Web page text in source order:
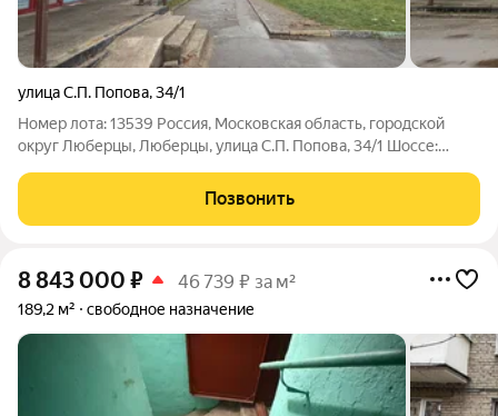
улица С.П. Попова,34/1
Номер лота: 13539 Россия, Московская область, городской
округ Люберцы, Люберцы, улица С.П. Попова, 34/1 Шоссе:
коммерческое помещение свободного назначения на первой
линии!Предлагается просторное
Позвонить
8 843 000 ₽ 46 739 ₽ за м²
189,2 м² свободное назначение